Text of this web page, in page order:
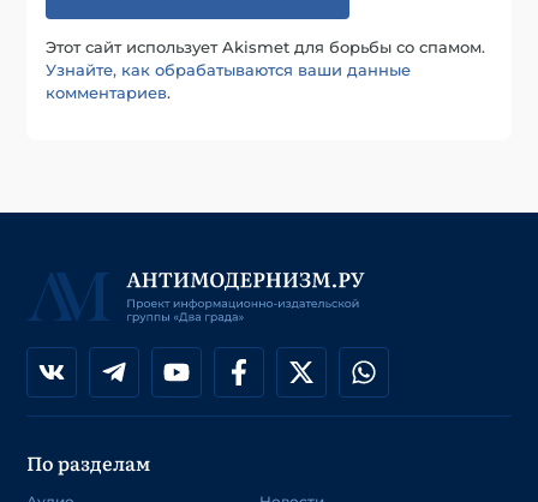
Этот сайт использует Akismet для борьбы со спамом.
Узнайте, как обрабатываются ваши данные
комментариев.
По разделам